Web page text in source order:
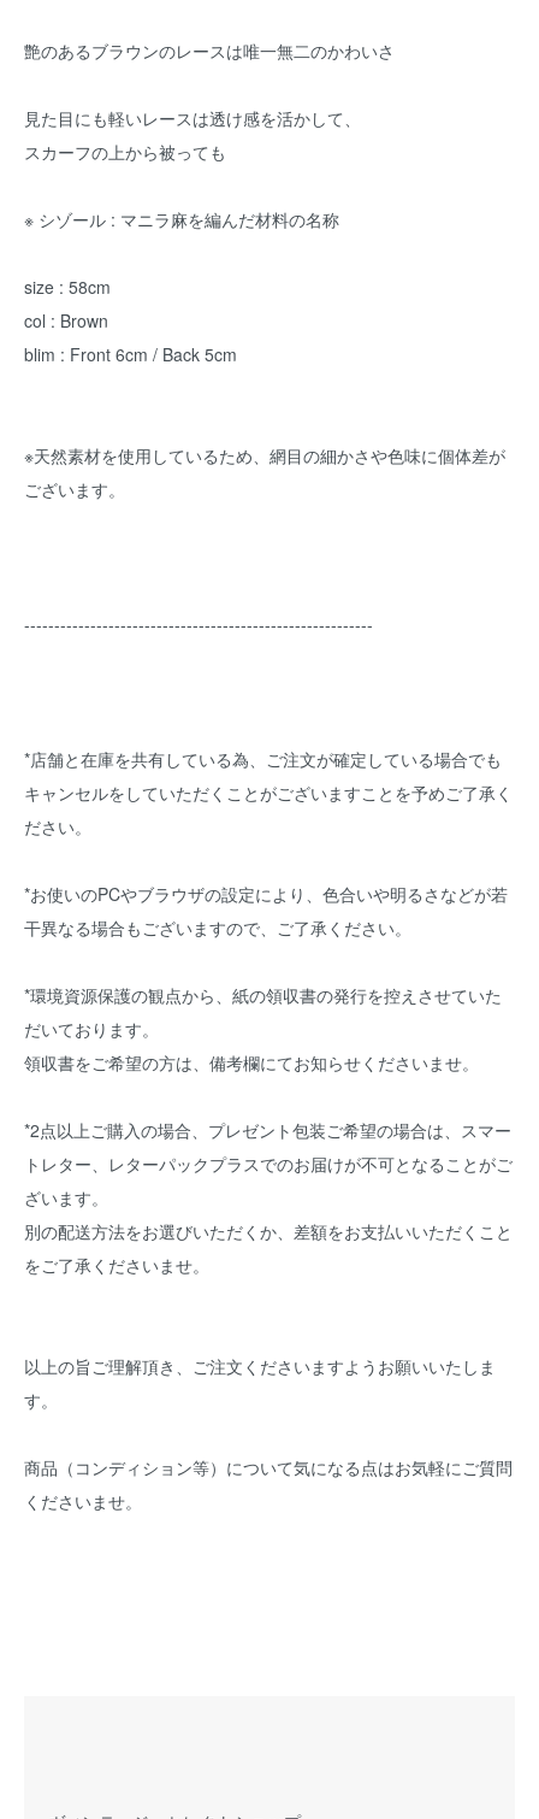
艶のあるブラウンのレースは唯一無二のかわいさ
見た目にも軽いレースは透け感を活かして、
スカーフの上から被っても
※ シゾール : マニラ麻を編んだ材料の名称
size : 58cm
col : Brown
blim : Front 6cm / Back 5cm
※天然素材を使用しているため、網目の細かさや色味に個体差が
ございます。
----------------------------------------------------------
*店舗と在庫を共有している為、ご注文が確定している場合でも
キャンセルをしていただくことがございますことを予めご了承く
ださい。
*お使いのPCやブラウザの設定により、色合いや明るさなどが若
干異なる場合もございますので、ご了承ください。
*環境資源保護の観点から、紙の領収書の発行を控えさせていた
だいております。
領収書をご希望の方は、備考欄にてお知らせくださいませ。
*2点以上ご購入の場合、プレゼント包装ご希望の場合は、スマー
トレター、レターパックプラスでのお届けが不可となることがご
ざいます。
別の配送方法をお選びいただくか、差額をお支払いいただくこと
をご了承くださいませ。
以上の旨ご理解頂き、ご注文くださいますようお願いいたしま
す。
商品（コンディション等）について気になる点はお気軽にご質問
くださいませ。